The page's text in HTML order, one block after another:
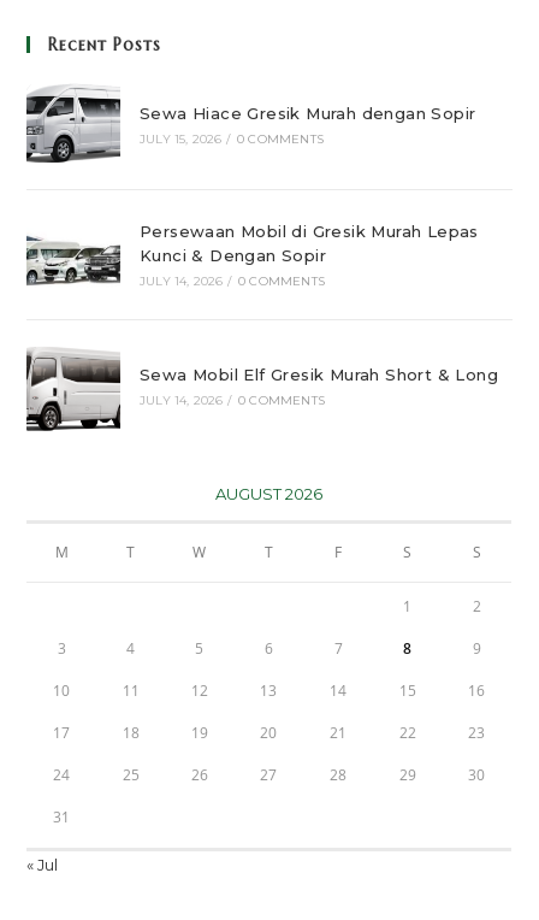
Recent Posts
Sewa Hiace Gresik Murah dengan Sopir
JULY 15, 2026 / 0 COMMENTS
Persewaan Mobil di Gresik Murah Lepas
Kunci & Dengan Sopir
JULY 14, 2026 / 0 COMMENTS
Sewa Mobil Elf Gresik Murah Short & Long
JULY 14, 2026 / 0 COMMENTS
AUGUST 2026
M T W T F S S
1 2
3 4 5 6 7 8 9
10 11 12 13 14 15 16
17 18 19 20 21 22 23
24 25 26 27 28 29 30
31
« Jul